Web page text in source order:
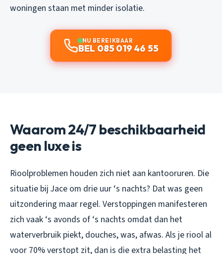
woningen staan met minder isolatie.
NU BEREIKBAAR
BEL 085 019 46 55
Waarom 24/7 beschikbaarheid
geen luxe is
Rioolproblemen houden zich niet aan kantooruren. Die
situatie bij Jace om drie uur ‘s nachts? Dat was geen
uitzondering maar regel. Verstoppingen manifesteren
zich vaak ‘s avonds of ‘s nachts omdat dan het
waterverbruik piekt, douches, was, afwas. Als je riool al
voor 70% verstopt zit, dan is die extra belasting het